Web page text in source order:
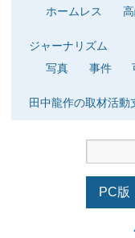
ホームレス
ジャーナリズム
写真
事件
田中龍作の取材活動
PC版